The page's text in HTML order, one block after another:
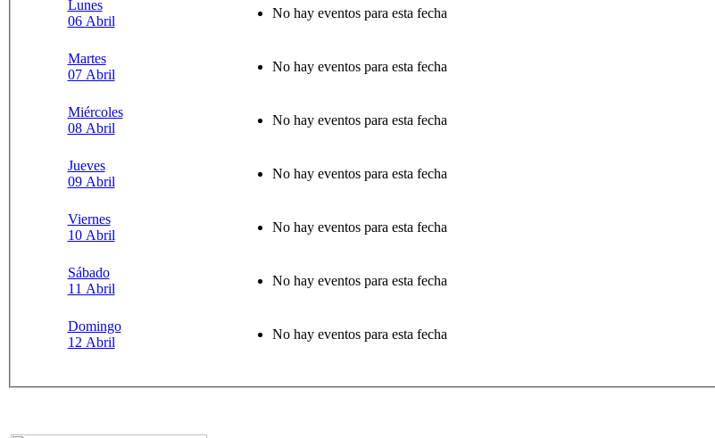
Lunes
06 Abril
No hay eventos para esta fecha
Martes
07 Abril
No hay eventos para esta fecha
Miércoles
08 Abril
No hay eventos para esta fecha
Jueves
09 Abril
No hay eventos para esta fecha
Viernes
10 Abril
No hay eventos para esta fecha
Sábado
11 Abril
No hay eventos para esta fecha
Domingo
12 Abril
No hay eventos para esta fecha